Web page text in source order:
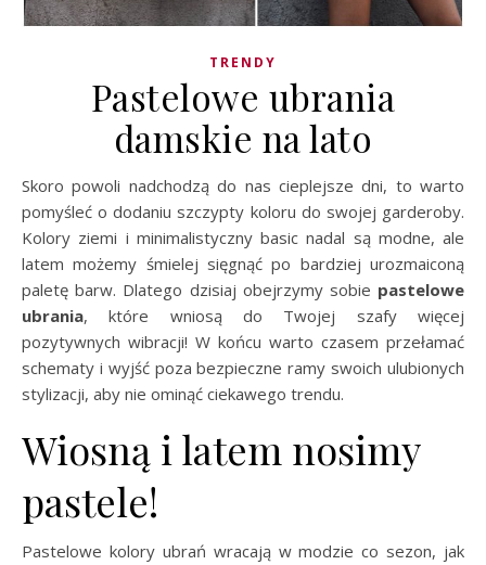
TRENDY
Pastelowe ubrania
damskie na lato
Skoro powoli nadchodzą do nas cieplejsze dni, to warto
pomyśleć o dodaniu szczypty koloru do swojej garderoby.
Kolory ziemi i minimalistyczny basic nadal są modne, ale
latem możemy śmielej sięgnąć po bardziej urozmaiconą
paletę barw. Dlatego dzisiaj obejrzymy sobie pastelowe
ubrania, które wniosą do Twojej szafy więcej
pozytywnych wibracji! W końcu warto czasem przełamać
schematy i wyjść poza bezpieczne ramy swoich ulubionych
stylizacji, aby nie ominąć ciekawego trendu.
Wiosną i latem nosimy
pastele!
Pastelowe kolory ubrań wracają w modzie co sezon, jak